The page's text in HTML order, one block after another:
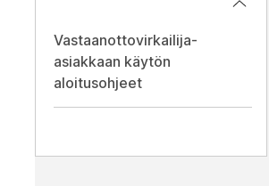
Vastaanottovirkailija-
asiakkaan käytön
aloitusohjeet